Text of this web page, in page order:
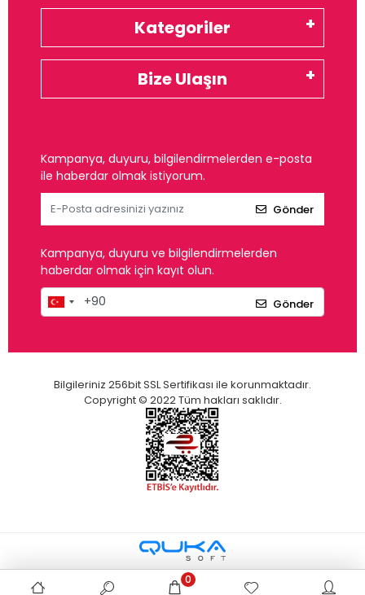
Kategoriler
Bize Ulaşın
Kampanya, duyuru, bilgilendirmelerden e-posta
ile haberdar olmak istiyorum.
Gönder
Kampanya, duyuru ve bilgilendirmelerden
haberdar olmak için kayıt olun.
Gönder
Bilgileriniz 256bit SSL Sertifikası ile korunmaktadır.
Copyright © 2022 Tüm hakları saklıdır.
0